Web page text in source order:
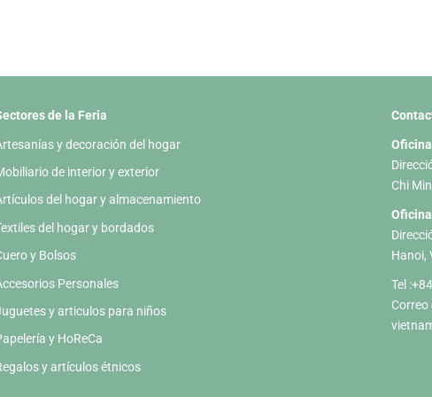
de la Feria
y decoración del hogar
de interior y exterior
del hogar y almacenamiento
del hogar y bordados
y Bolsos
Personales
y articulos para niños
y HoReCa
y artículos étnicos
Chi
Hanoi,
Tel
Correo